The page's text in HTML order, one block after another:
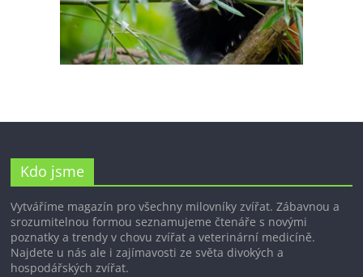
Kdo jsme
Vytváříme magazín pro všechny milovníky zvířat. Zábavnou a
srozumitelnou formou seznamujeme čtenáře s novými
poznatky a trendy v chovu zvířat a veterinární medicíně.
Najdete u nás ale i zajímavosti ze světa divokých a
hospodářských zvířat.